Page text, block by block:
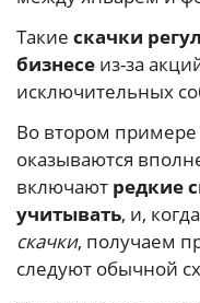
Такие скачки
бизнесе из-за
исключительных
Во втором
оказываются
включают редкие
учитывать, и,
скачки, получаем
следуют обычной